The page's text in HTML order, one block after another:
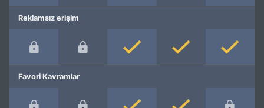
Reklamsız erişim
Favori Kavramlar